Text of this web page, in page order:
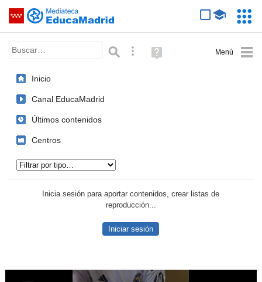
Saltar navegación
Palabra o frase: Búsqueda avanzada
Ayuda
(en
Inicio
Canal EducaMadrid
Últimos contenidos
Centros
Inicia sesión para aportar contenidos, crear listas de
reproducción...
Iniciar sesión